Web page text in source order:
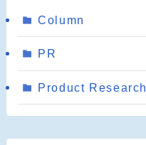
Column
PR
Product Research